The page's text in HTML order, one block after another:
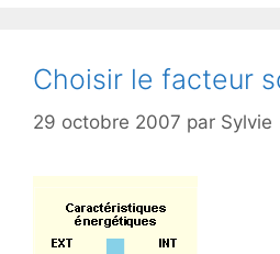
Choisir le facteur
29 octobre 2007 par Sylvie